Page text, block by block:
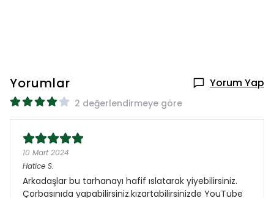
Yorumlar Yorum Yap
2 değerlendirmeye göre
10 Mart 2024
Hatice S.
Arkadaşlar bu tarhanayı hafif ıslatarak yiyebilirsiniz.
Çorbasınıda yapabilirsiniz.kızartabilirsinizde YouTube